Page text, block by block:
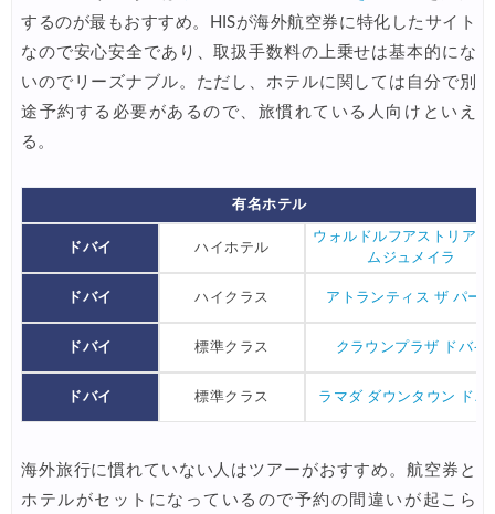
03/19 Expedia) 春旅・GWセール 最大40%OFF
03/19 サプライス) 海外航空券 3,000円OFFクーポン
JAL) 海外ダイナミックパッケージ タイムセール
JAL) 海外ダイナミックパッケージ 最大40,000円OFFクーポ
03/17 HIS) ANA便(航空券+ホテル) 最大15,000円CB
Trip.com) ハワイ 最大50%OFFセール
するのが最もおすすめ。HISが海外航空券に特化したサイト
なので安心安全であり、取扱手数料の上乗せは基本的にな
いのでリーズナブル。ただし、ホテルに関しては自分で別
途予約する必要があるので、旅慣れている人向けといえ
る。
有名ホテル
ドバイ ハイホテル
ウォルドルフアストリア
ムジュメイラ
ドバイ ハイクラス アトランティス ザ パー
ドバイ 標準クラス クラウンプラザ ドバイ
ドバイ 標準クラス ラマダ ダウンタウン ドバ
海外旅行に慣れていない人はツアーがおすすめ。航空券と
ホテルがセットになっているので予約の間違いが起こら